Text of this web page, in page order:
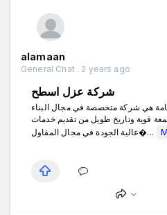
alamaan
General Chat . 2 years ago
شركة عزل اسطح
هي شركة متخصصة في مجال البناء
قوية وتاريخ طويل من تقديم خدمات
عالية الجودة في مجال المقاول�...